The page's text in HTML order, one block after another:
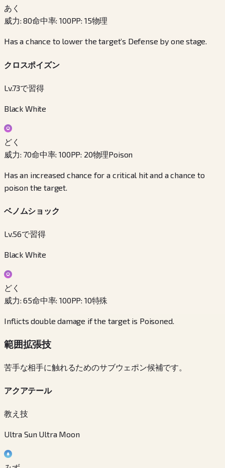
あく
威力:80命中率:100PP: 15物理
Has a chance to lower the target’s Defense by one stage.
クロスポイズン
Lv.73で習得
Black White
どく
威力: 70命中率:100PP: 20物理Poison
Has an increased chance for a critical hit and a chance to
poison the target.
ベノムショック
Lv.56で習得
Black White
どく
威力:65命中率:100PP: 10特殊
Inflicts double damage if the target is Poisoned.
範囲拡張技
苦手な相手に触れるためのサブウェポン候補です。
アクアテール
教え技
Ultra Sun Ultra Moon